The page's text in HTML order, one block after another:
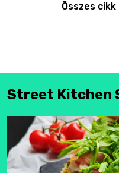
Összes
Street Kitchen